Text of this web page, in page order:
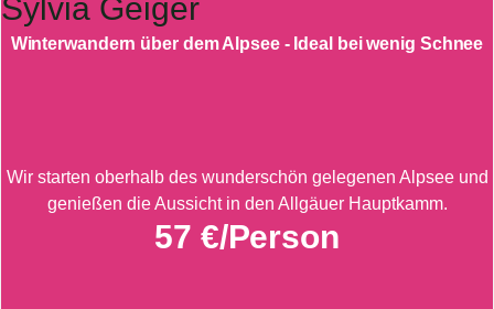
Winterwandern über dem Alpsee - Ideal bei wenig Schnee
Wir starten oberhalb des wunderschön gelegenen Alpsee und
genießen die Aussicht in den Allgäuer Hauptkamm.
57 €/Person